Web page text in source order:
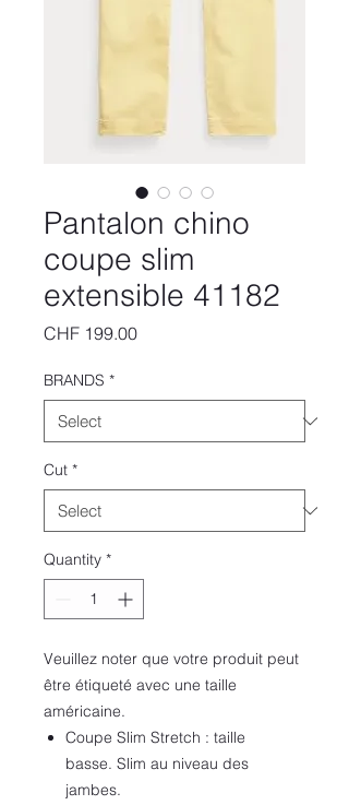
Pantalon chino
coupe slim
extensible 41182
CHF 199.00Price
BRANDS *
Cut *
Quantity *
Veuillez noter que votre produit peut
être étiqueté avec une taille
américaine.
Coupe Slim Stretch : taille
basse. Slim au niveau des
jambes.